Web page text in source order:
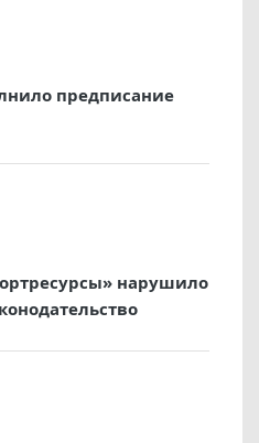
предписание
нарушило